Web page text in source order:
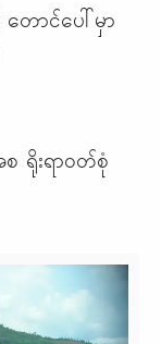
ောင်ပေါ်မှာ
ရိုးရာဝတ်စုံ